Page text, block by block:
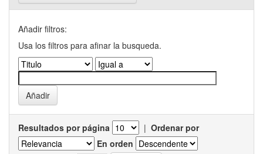
Añadir filtros:
Usa los filtros para afinar la busqueda.
Resultados por página | Ordenar por
En orden